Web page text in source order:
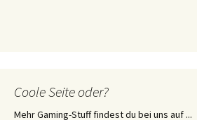
Coole Seite oder?
Mehr Gaming-Stuff findest du bei uns auf ...